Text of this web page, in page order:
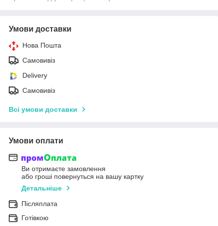
Умови доставки
Нова Пошта
Самовивіз
Delivery
Самовивіз
Всі умови доставки
Умови оплати
Ви отримаєте замовлення
або гроші повернуться на вашу картку
Детальніше
Післяплата
Готівкою